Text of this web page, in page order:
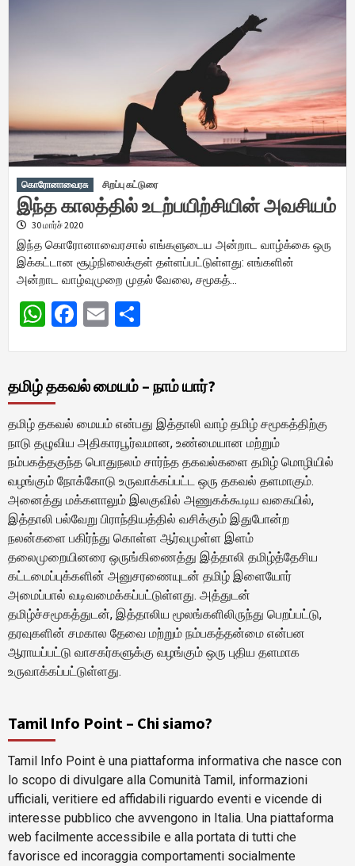
கொரோனாவைரசு சிறப்பு கட்டுரை
இந்த காலத்தில் உடற்பயிற்சியின் அவசியம்
30 மார்ச் 2020
இந்த கொரோனாவைரசால் எங்களுடைய அன்றாட வாழ்க்கை ஒரு
இக்கட்டான சூழ்நிலைக்குள் தள்ளப்பட்டுள்ளது: எங்களின்
அன்றாட வாழ்வுமுறை முதல் வேலை, சமூகத்…
WhatsApp
Facebook
Email
தமிழ் தகவல் மையம் – நாம் யார்?
தமிழ் தகவல் மையம் என்பது இத்தாலி வாழ் தமிழ் சமூகத்திற்கு
நாடு தழுவிய அதிகாரபூர்வமான, உண்மையான மற்றும்
நம்பகத்தகுந்த பொதுநலம் சார்ந்த தகவல்களை தமிழ் மொழியில்
வழங்கும் நோக்கோடு உருவாக்கப்பட்ட ஒரு தகவல் தளமாகும்.
அனைத்து மக்களாலும் இலகுவில் அணுகக்கூடிய வகையில்,
இத்தாலி பல்வேறு பிராந்தியத்தில் வசிக்கும் இதுபோன்ற
நலன்களை பகிர்ந்து கொள்ள ஆர்வமுள்ள இளம்
தலைமுறையினரை ஒருங்கிணைத்து இத்தாலி தமிழ்த்தேசிய
கட்டமைப்புக்களின் அனுசரணையுடன் தமிழ் இளையோர்
அமைப்பால் வடிவமைக்கப்பட்டுள்ளது. அத்துடன்
தமிழ்ச்சமூகத்துடன், இத்தாலிய மூலங்களிலிருந்து பெறப்பட்டு,
தரவுகளின் சமகால தேவை மற்றும் நம்பகத்தன்மை என்பன
ஆராயப்பட்டு வாசகர்களுக்கு வழங்கும் ஒரு புதிய தளமாக
உருவாக்கப்பட்டுள்ளது.
Tamil Info Point – Chi siamo?
Tamil Info Point è una piattaforma informativa che nasce con
lo scopo di divulgare alla Comunità Tamil, informazioni
ufficiali, veritiere ed affidabili riguardo eventi e vicende di
interesse pubblico che avvengono in Italia. Una piattaforma
web facilmente accessibile e alla portata di tutti che
favorisce ed incoraggia comportamenti socialmente